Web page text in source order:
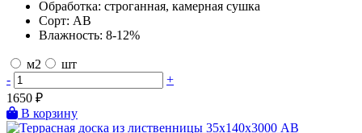
Обработка: строганная, камерная сушка
Сорт: AB
Влажность: 8-12%
м2
шт
-
+
1650 ₽
В корзину